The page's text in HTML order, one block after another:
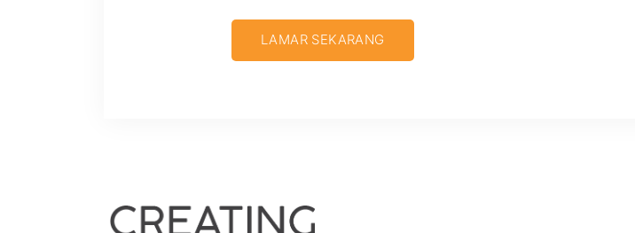
LAMAR SEKARANG